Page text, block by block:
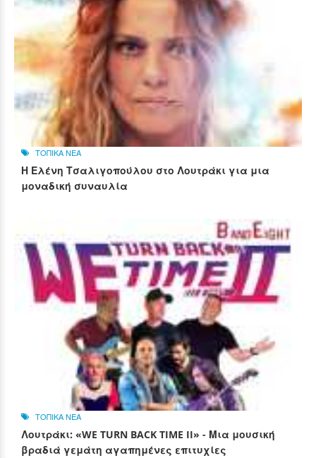
ΤΟΠΙΚΑ ΝΕΑ
Η Ελένη Τσαλιγοπούλου στο Λουτράκι για μια
μοναδική συναυλία
ΤΟΠΙΚΑ ΝΕΑ
Λουτράκι: «WE TURN BACK TIME II» - Μια μουσική
βραδιά γεμάτη αγαπημένες επιτυχίες